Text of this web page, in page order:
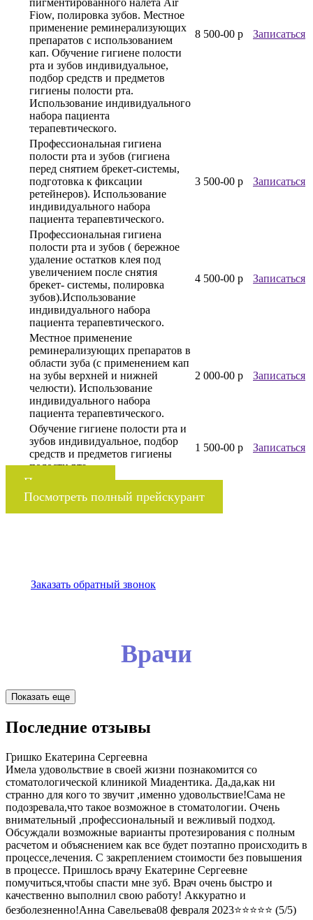
Fiow, полировка зубов. Местное
применение реминерализующих
препаратов с использованием
кап. Обучение гигиене полости
рта и зубов индивидуальное,
подбор средств и предметов
гигиены полости рта.
Использование индивидуального
набора пациента
терапевтического.
8 500-00 р Записаться
Профессиональная гигиена
полости рта и зубов (гигиена
перед снятием брекет-системы,
подготовка к фиксации
ретейнеров). Использование
индивидуального набора
пациента терапевтического.
3 500-00 р Записаться
Профессиональная гигиена
полости рта и зубов ( бережное
удаление остатков клея под
увеличением после снятия
брекет- системы, полировка
зубов).Использование
индивидуального набора
пациента терапевтического.
4 500-00 р Записаться
Местное применение
реминерализующих препаратов в
области зуба (с применением кап
на зубы верхней и нижней
челюсти). Использование
индивидуального набора
пациента терапевтического.
2 000-00 р Записаться
Обучение гигиене полости рта и
зубов индивидуальное, подбор
средств и предметов гигиены
полости рта.
1 500-00 р Записаться
Показать еще
Посмотреть полный прейскурант
Заказать обратный звонок
Врачи
Показать еще
Последние отзывы
Гришко Екатерина Сергеевна
Имела удовольствие в своей жизни познакомится со
стоматологической клиникой Миадентика. Да,да,как ни
странно для кого то звучит ,именно удовольствие!Сама не
подозревала,что такое возможное в стоматологии. Очень
внимательный ,профессиональный и вежливый подход.
Обсуждали возможные варианты протезирования с полным
расчетом и объяснением как все будет поэтапно происходить в
процессе,лечения. С закреплением стоимости без повышения
в процессе. Пришлось врачу Екатерине Сергеевне
помучиться,чтобы спасти мне зуб. Врач очень быстро и
качественно выполнил свою работу! Аккуратно и
безболезненно!Анна Савельева08 февраля 2023⭐⭐⭐⭐⭐ (5/5)